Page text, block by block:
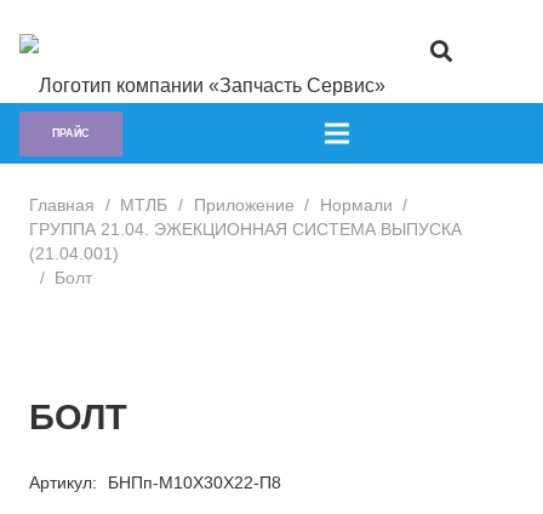
ПРАЙС
Главная / МТЛБ / Приложение / Нормали /
ГРУППА 21.04. ЭЖЕКЦИОННАЯ СИСТЕМА ВЫПУСКА
(21.04.001)
/ Болт
БОЛТ
Артикул: БНПп-М10Х30Х22-П8